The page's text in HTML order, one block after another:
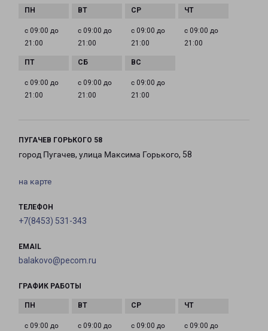
с 09:00 до
21:00
с 09:00 до
21:00
с 09:00 до
21:00
с 09:00 до
21:00
с 09:00 до
21:00
с 09:00 до
21:00
с 09:00 до
21:00
ПУГАЧЕВ ГОРЬКОГО 58
город Пугачев, улица Максима Горького, 58
на карте
ТЕЛЕФОН
+7(8453) 531-343
EMAIL
balakovo@pecom.ru
ГРАФИК РАБОТЫ
с 09:00 до
с 09:00 до
с 09:00 до
с 09:00 до